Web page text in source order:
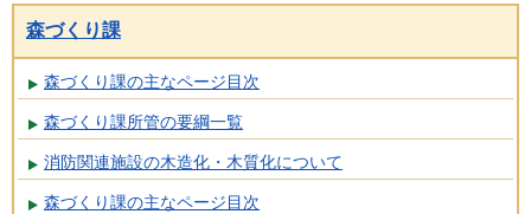
森づくり課
森づくり課の主なページ目次
森づくり課所管の要綱一覧
消防関連施設の木造化・木質化について
森づくり課の主なページ目次